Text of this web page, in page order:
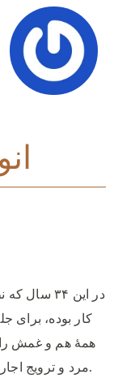
در این
کار بوده، برای
همۀ هم و غمش
مرد و ترویج اجارۀ ساعتی زن (صیغه) و دیگر از ایندست کارها.